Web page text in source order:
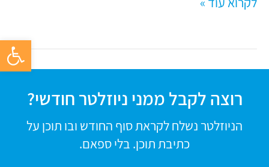
פתח
רוצה לקבל ממני ניוזלטר חודשי?
הניוזלטר נשלח לקראת סוף החודש ובו תוכן על
כתיבת תוכן. בלי ספאם.